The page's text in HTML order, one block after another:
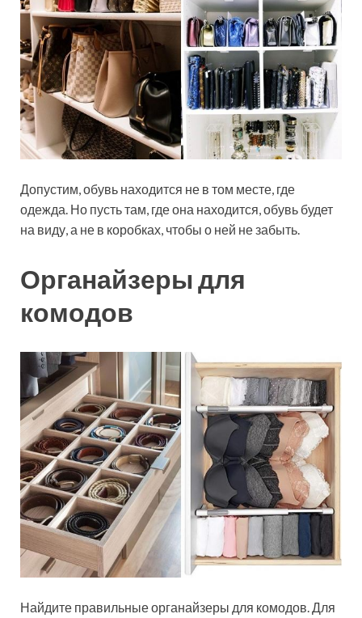
Допустим, обувь находится не в том месте, где
одежда. Но пусть там, где она находится, обувь будет
на виду, а не в коробках, чтобы о ней не забыть.
Органайзеры для
комодов
Найдите правильные органайзеры для комодов. Для